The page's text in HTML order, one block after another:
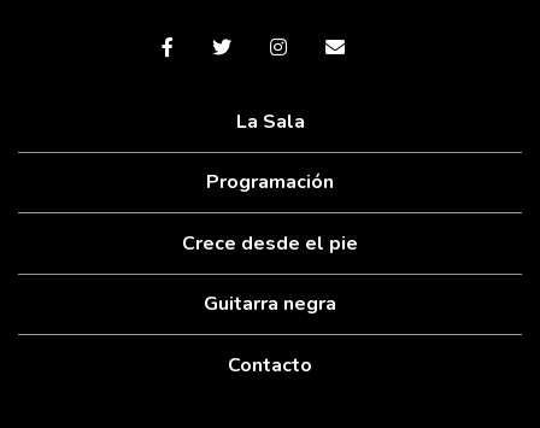
La Sala
Programación
Crece desde el pie
Guitarra negra
Contacto